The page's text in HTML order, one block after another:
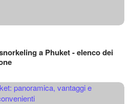
a Phuket - elenco dei